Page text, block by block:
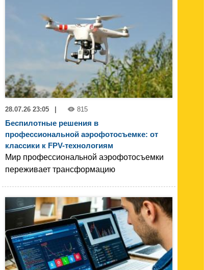
28.07.26 23:05 815
Беспилотные решения в
профессиональной аэрофотосъемке: от
классики к FPV-технологиям
Мир профессиональной аэрофотосъемки
переживает трансформацию